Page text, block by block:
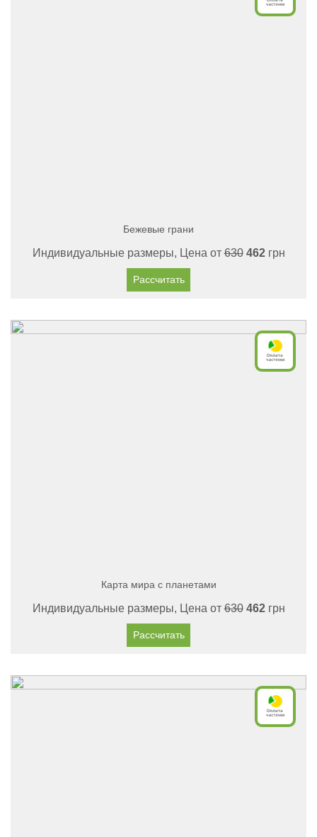
Бежевые грани
Индивидуальные размеры, Цена от630 462грн
Рассчитать
Карта мира с планетами
Индивидуальные размеры, Цена от630 462грн
Рассчитать